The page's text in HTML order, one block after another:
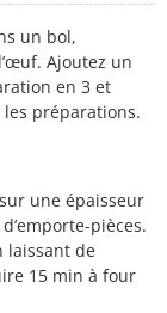
un bol,
Ajoutez un
en 3 et
préparations.
une épaisseur
pièces.
laissant de
15 min à four